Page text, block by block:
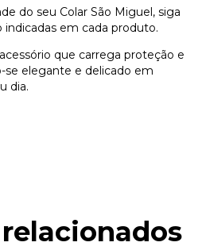
do seu Colar São Miguel, siga
indicadas em cada produto.
que carrega proteção e
se elegante e delicado em
dia.